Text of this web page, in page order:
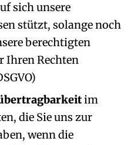
sich unsere
stützt, solange noch
berechtigten
Ihren Rechten
im
die Sie uns zur
wenn die